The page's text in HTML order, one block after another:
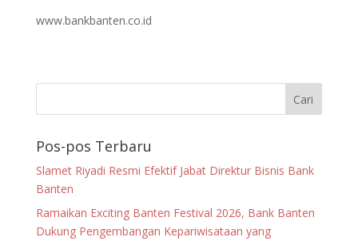
www.bankbanten.co.id
Pos-pos Terbaru
Slamet Riyadi Resmi Efektif Jabat Direktur Bisnis Bank
Banten
Ramaikan Exciting Banten Festival 2026, Bank Banten
Dukung Pengembangan Kepariwisataan yang